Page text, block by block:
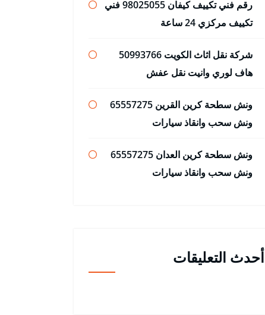
رقم فني تكييف كيفان 98025055 فني
تكييف مركزي 24 ساعة
شركة نقل اثاث الكويت 50993766
هاف لوري وانيت نقل عفش
ونش سطحة كرين القرين 65557275
ونش سحب وانقاذ سيارات
ونش سطحة كرين العدان 65557275
ونش سحب وانقاذ سيارات
أحدث التعليقات